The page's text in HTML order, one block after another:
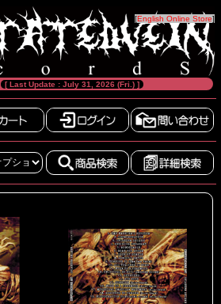
[English Online Store]
[ Last Update : July 31, 2026 (Fri.) ]